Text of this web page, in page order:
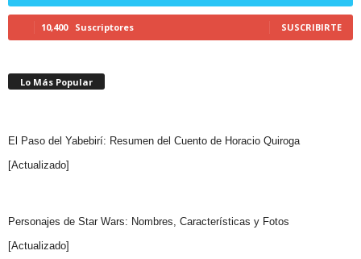
10,400 Suscriptores SUSCRIBIRTE
Lo Más Popular
El Paso del Yabebirí: Resumen del Cuento de Horacio Quiroga
[Actualizado]
Personajes de Star Wars: Nombres, Características y Fotos
[Actualizado]